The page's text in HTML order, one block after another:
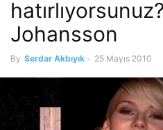
Johansson
By Serdar Akbıyık - 25 Mayıs 2010